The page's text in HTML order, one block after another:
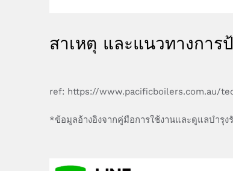
สาเหตุ และแนวทางกา
ref: https://www.pacificboilers.com.au/
*ข้อมูลอ้างอิงจากคู่มือการใช้งานและดูแลบำรุง